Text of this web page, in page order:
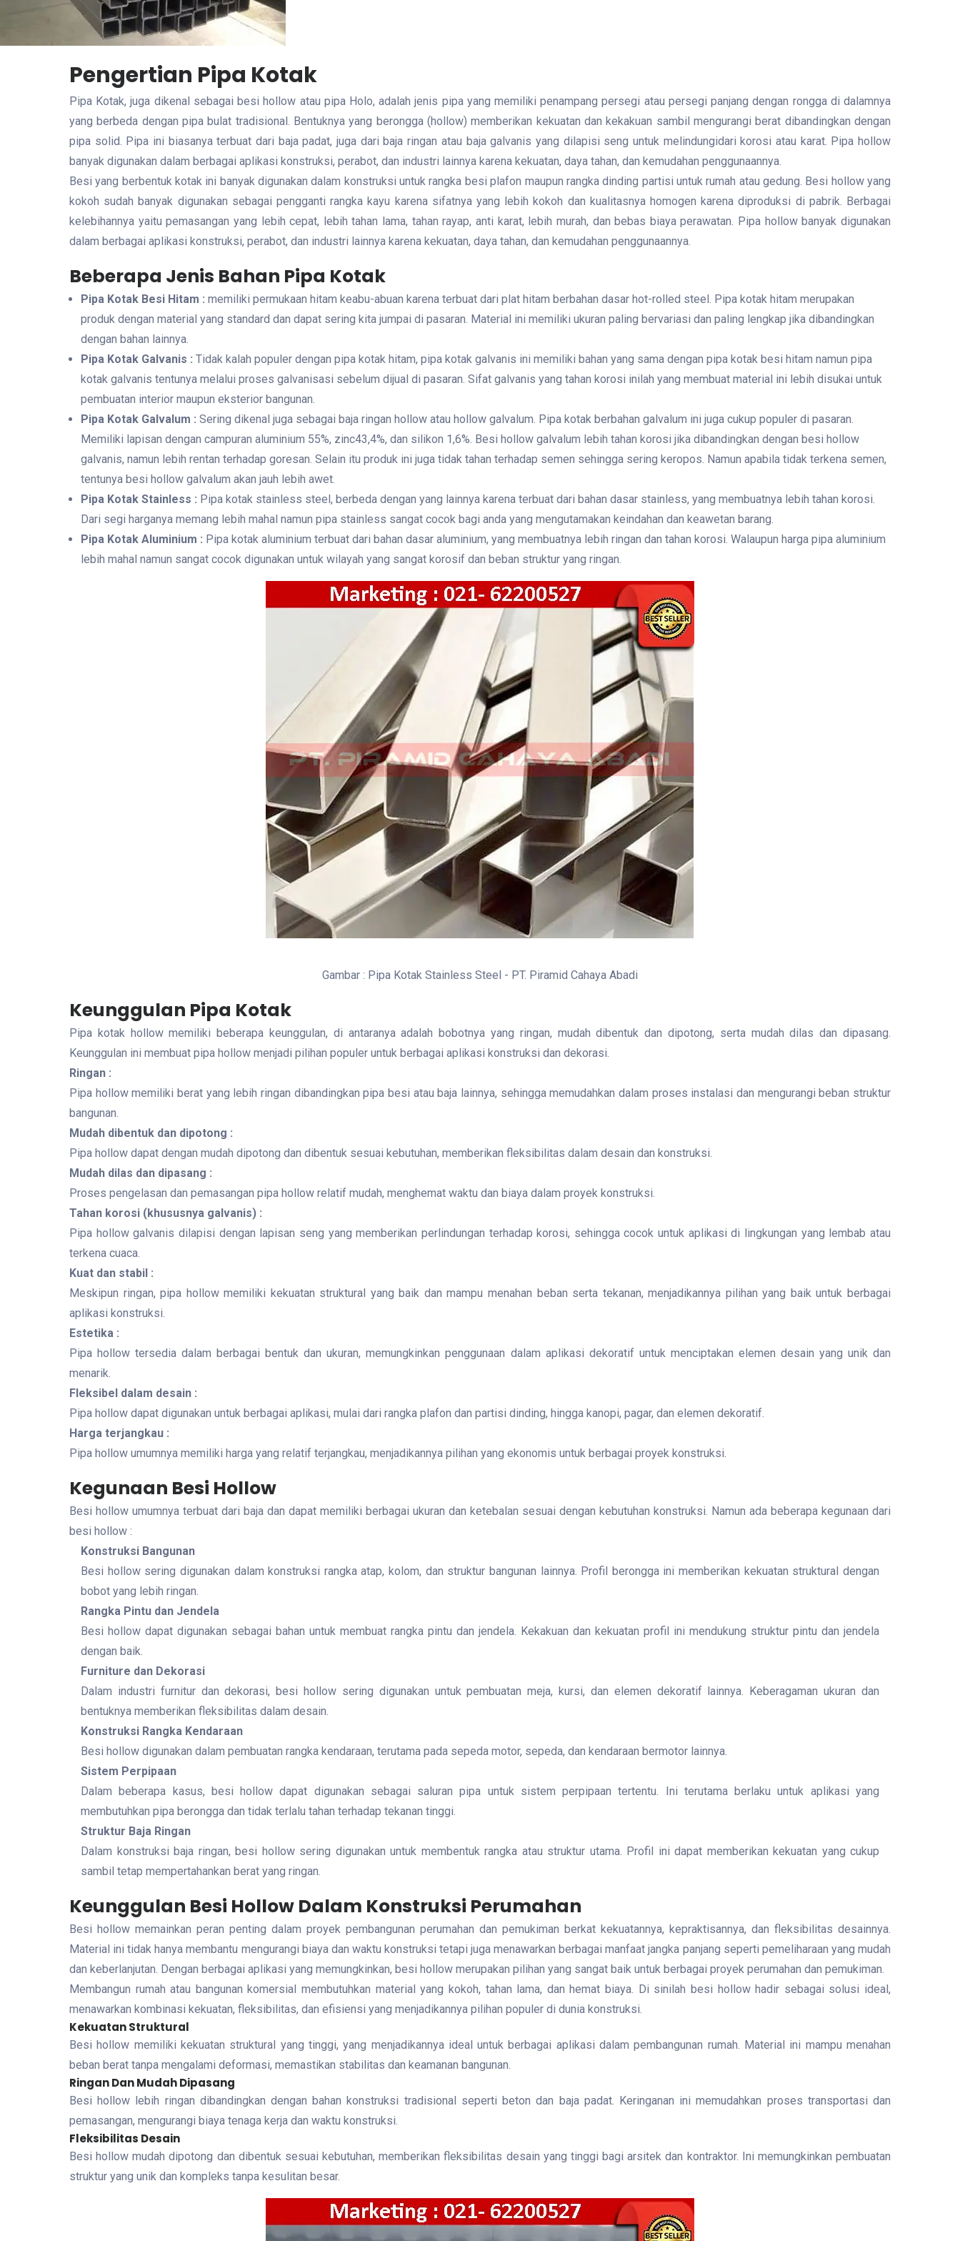
Pengertian Pipa Kotak
Pipa Kotak, juga dikenal sebagai besi hollow atau pipa Holo, adalah jenis pipa yang memiliki penampang persegi atau persegi panjang dengan rongga di dalamnya
yang berbeda dengan pipa bulat tradisional. Bentuknya yang berongga (hollow) memberikan kekuatan dan kekakuan sambil mengurangi berat dibandingkan dengan
pipa solid. Pipa ini biasanya terbuat dari baja padat, juga dari baja ringan atau baja galvanis yang dilapisi seng untuk melindungidari korosi atau karat. Pipa hollow
banyak digunakan dalam berbagai aplikasi konstruksi, perabot, dan industri lainnya karena kekuatan, daya tahan, dan kemudahan penggunaannya.
Besi yang berbentuk kotak ini banyak digunakan dalam konstruksi untuk rangka besi plafon maupun rangka dinding partisi untuk rumah atau gedung. Besi hollow yang
kokoh sudah banyak digunakan sebagai pengganti rangka kayu karena sifatnya yang lebih kokoh dan kualitasnya homogen karena diproduksi di pabrik. Berbagai
kelebihannya yaitu pemasangan yang lebih cepat, lebih tahan lama, tahan rayap, anti karat, lebih murah, dan bebas biaya perawatan. Pipa hollow banyak digunakan
dalam berbagai aplikasi konstruksi, perabot, dan industri lainnya karena kekuatan, daya tahan, dan kemudahan penggunaannya.
Beberapa Jenis Bahan Pipa Kotak
Pipa Kotak Besi Hitam : memiliki permukaan hitam keabu-abuan karena terbuat dari plat hitam berbahan dasar hot-rolled­ steel. Pipa kotak hitam merupakan
produk dengan material yang standard dan dapat sering kita jumpai di pasaran. Material ini memiliki ukuran paling bervariasi dan paling lengkap jika dibandingkan
dengan bahan lainnya.
Pipa Kotak Galvanis : Tidak kalah populer dengan pipa kotak hitam, pipa kotak galvanis ini memiliki bahan yang sama dengan pipa kotak besi hitam namun pipa
kotak galvanis tentunya melalui proses galvanisasi sebelum dijual di pasaran. Sifat galvanis yang tahan korosi inilah yang membuat material ini lebih disukai untuk
pembuatan interior maupun eksterior bangunan.
Pipa Kotak Galvalum : Sering dikenal juga sebagai baja ringan hollow atau hollow galvalum. Pipa kotak berbahan galvalum ini juga cukup populer di pasaran.
Memiliki lapisan dengan campuran aluminium 55%, zinc43,4%, dan silikon 1,6%. Besi hollow galvalum lebih tahan korosi jika dibandingkan dengan besi hollow
galvanis, namun lebih rentan terhadap goresan. Selain itu produk ini juga tidak tahan terhadap semen sehingga sering keropos. Namun apabila tidak terkena semen,
tentunya besi hollow galvalum akan jauh lebih awet.
Pipa Kotak Stainless : Pipa kotak stainless steel, berbeda dengan yang lainnya karena terbuat dari bahan dasar stainless, yang membuatnya lebih tahan korosi.
Dari segi harganya memang lebih mahal namun pipa stainless sangat cocok bagi anda yang mengutamakan keindahan dan keawetan barang.
Pipa Kotak Aluminium : Pipa kotak aluminium terbuat dari bahan dasar aluminium, yang membuatnya lebih ringan dan tahan korosi. Walaupun harga pipa aluminium
lebih mahal namun sangat cocok digunakan untuk wilayah yang sangat korosif dan beban struktur yang ringan.
Gambar : Pipa Kotak Stainless Steel - PT. Piramid Cahaya Abadi
Keunggulan Pipa Kotak
Pipa kotak hollow memiliki beberapa keunggulan, di antaranya adalah bobotnya yang ringan, mudah dibentuk dan dipotong, serta mudah dilas dan dipasang.
Keunggulan ini membuat pipa hollow menjadi pilihan populer untuk berbagai aplikasi konstruksi dan dekorasi.
Ringan :
Pipa hollow memiliki berat yang lebih ringan dibandingkan pipa besi atau baja lainnya, sehingga memudahkan dalam proses instalasi dan mengurangi beban struktur
bangunan.
Mudah dibentuk dan dipotong :
Pipa hollow dapat dengan mudah dipotong dan dibentuk sesuai kebutuhan, memberikan fleksibilitas dalam desain dan konstruksi.
Mudah dilas dan dipasang :
Proses pengelasan dan pemasangan pipa hollow relatif mudah, menghemat waktu dan biaya dalam proyek konstruksi.
Tahan korosi (khususnya galvanis) :
Pipa hollow galvanis dilapisi dengan lapisan seng yang memberikan perlindungan terhadap korosi, sehingga cocok untuk aplikasi di lingkungan yang lembab atau
terkena cuaca.
Kuat dan stabil :
Meskipun ringan, pipa hollow memiliki kekuatan struktural yang baik dan mampu menahan beban serta tekanan, menjadikannya pilihan yang baik untuk berbagai
aplikasi konstruksi.
Estetika :
Pipa hollow tersedia dalam berbagai bentuk dan ukuran, memungkinkan penggunaan dalam aplikasi dekoratif untuk menciptakan elemen desain yang unik dan
menarik.
Fleksibel dalam desain :
Pipa hollow dapat digunakan untuk berbagai aplikasi, mulai dari rangka plafon dan partisi dinding, hingga kanopi, pagar, dan elemen dekoratif.
Harga terjangkau :
Pipa hollow umumnya memiliki harga yang relatif terjangkau, menjadikannya pilihan yang ekonomis untuk berbagai proyek konstruksi.
Kegunaan Besi Hollow
Besi hollow umumnya terbuat dari baja dan dapat memiliki berbagai ukuran dan ketebalan sesuai dengan kebutuhan konstruksi. Namun ada beberapa kegunaan dari
besi hollow :
Konstruksi Bangunan
Besi hollow sering digunakan dalam konstruksi rangka atap, kolom, dan struktur bangunan lainnya. Profil berongga ini memberikan kekuatan struktural dengan
bobot yang lebih ringan.
Rangka Pintu dan Jendela
Besi hollow dapat digunakan sebagai bahan untuk membuat rangka pintu dan jendela. Kekakuan dan kekuatan profil ini mendukung struktur pintu dan jendela
dengan baik.
Furniture dan Dekorasi
Dalam industri furnitur dan dekorasi, besi hollow sering digunakan untuk pembuatan meja, kursi, dan elemen dekoratif lainnya. Keberagaman ukuran dan
bentuknya memberikan fleksibilitas dalam desain.
Konstruksi Rangka Kendaraan
Besi hollow digunakan dalam pembuatan rangka kendaraan, terutama pada sepeda motor, sepeda, dan kendaraan bermotor lainnya.
Sistem Perpipaan
Dalam beberapa kasus, besi hollow dapat digunakan sebagai saluran pipa untuk sistem perpipaan tertentu. Ini terutama berlaku untuk aplikasi yang
membutuhkan pipa berongga dan tidak terlalu tahan terhadap tekanan tinggi.
Struktur Baja Ringan
Dalam konstruksi baja ringan, besi hollow sering digunakan untuk membentuk rangka atau struktur utama. Profil ini dapat memberikan kekuatan yang cukup
sambil tetap mempertahankan berat yang ringan.
Keunggulan Besi Hollow Dalam Konstruksi Perumahan
Besi hollow memainkan peran penting dalam proyek pembangunan perumahan dan pemukiman berkat kekuatannya, kepraktisannya, dan fleksibilitas desainnya.
Material ini tidak hanya membantu mengurangi biaya dan waktu konstruksi tetapi juga menawarkan berbagai manfaat jangka panjang seperti pemeliharaan yang mudah
dan keberlanjutan. Dengan berbagai aplikasi yang memungkinkan, besi hollow merupakan pilihan yang sangat baik untuk berbagai proyek perumahan dan pemukiman.
Membangun rumah atau bangunan komersial membutuhkan material yang kokoh, tahan lama, dan hemat biaya. Di sinilah besi hollow hadir sebagai solusi ideal,
menawarkan kombinasi kekuatan, fleksibilitas, dan efisiensi yang menjadikannya pilihan populer di dunia konstruksi.
Kekuatan Struktural
Besi hollow memiliki kekuatan struktural yang tinggi, yang menjadikannya ideal untuk berbagai aplikasi dalam pembangunan rumah. Material ini mampu menahan
beban berat tanpa mengalami deformasi, memastikan stabilitas dan keamanan bangunan.
Ringan Dan Mudah Dipasang
Besi hollow lebih ringan dibandingkan dengan bahan konstruksi tradisional seperti beton dan baja padat. Keringanan ini memudahkan proses transportasi dan
pemasangan, mengurangi biaya tenaga kerja dan waktu konstruksi.
Fleksibilitas Desain
Besi hollow mudah dipotong dan dibentuk sesuai kebutuhan, memberikan fleksibilitas desain yang tinggi bagi arsitek dan kontraktor. Ini memungkinkan pembuatan
struktur yang unik dan kompleks tanpa kesulitan besar.